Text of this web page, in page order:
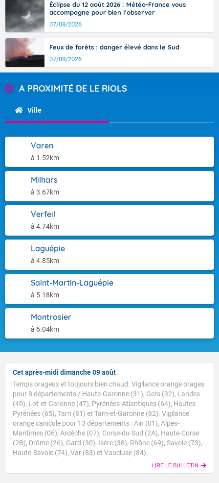
Éclipse du 12 août 2026 : Météo-France vous
accompagne pour bien l'observer
07/08/2026
Feux de forêts : danger élevé dans le Sud
07/08/2026
A PROXIMITÉ DE LE RIOLS
Ville
Varen
à 1.52km
Milhars
à 3.67km
Verfeil
à 4.74km
Laguépie
à 4.85km
Saint-Martin-Laguépie
à 5.18km
Montrosier
à 6.04km
Cet après-midi dimanche 09 août
Temps orageux et toujours bien chaud. Vigilance orange orages
pour 8 départements / Haute-Garonne (31), Gers (32), Landes
(40), Lot-et-Garonne (47), Pyrénées-Atlantiques (64), Hautes-
Pyrénées (65), Tarn (81) et Tarn-et-Garonne (82). Vigilance
orange canicule pour 13 départements : Ain (01), Alpes-
Maritimes (06), Ardèche (07), Corse-du-Sud (2A), Haute-Corse
(2B), Drôme (26), Gard (30), Isère (38), Rhône (69), Savoie (73),
Haute-Savoie (74), Var (83) et Vaucluse (84).
LIRE LE BULLETIN
Voici les températures relevées à 10h suivies des
maximales prévues cet après-midi : Brest : 20/27 Paris
: 23/34 Lyon : 25/37 Biarritz : 24/27 Cherbourg : 24/27
Tours : 27/34 Clermont-Fd : 29/34 Perpignan : 29/32